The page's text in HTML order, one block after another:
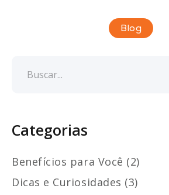
Blog
Categorias
Benefícios para Você (2)
Dicas e Curiosidades (3)